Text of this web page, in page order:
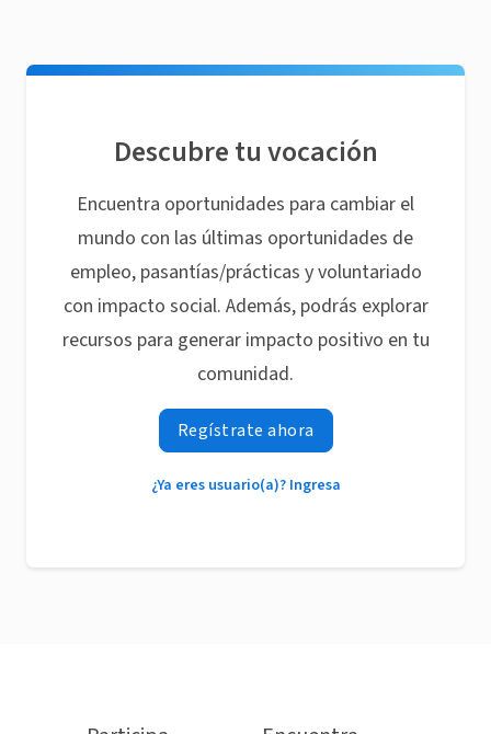
Descubre tu vocación
Encuentra oportunidades para cambiar el
mundo con las últimas oportunidades de
empleo, pasantías/prácticas y voluntariado
con impacto social. Además, podrás explorar
recursos para generar impacto positivo en tu
comunidad.
Regístrate ahora
¿Ya eres usuario(a)? Ingresa